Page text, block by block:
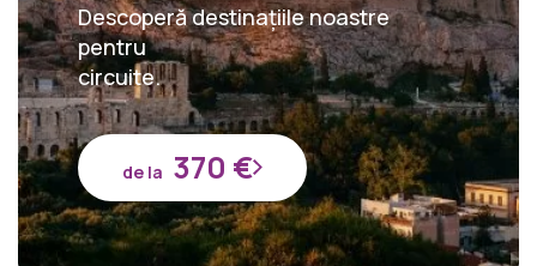
Descoperă destinațiile noastre
pentru
circuite.
de la 370 €